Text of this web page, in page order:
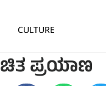
CULTURE
ಪ್ರಯಾಣ